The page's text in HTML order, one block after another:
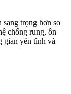
trọng hơn so
chống rung, ồn
gian yên tĩnh và